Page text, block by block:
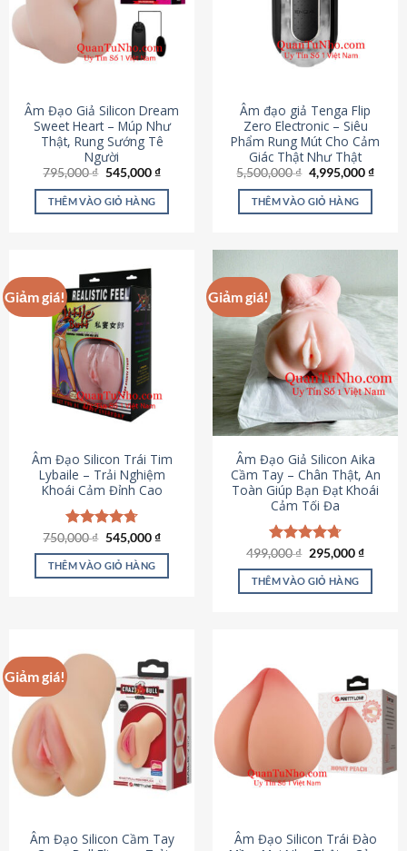
Âm Đạo Giả Silicon Dream
Sweet Heart – Múp Như
Thật, Rung Sướng Tê
Người
795,000₫ Giá
là:
795,000 ₫.
545,000₫Giá
tại
545,000 ₫.
THÊM VÀO GIỎ HÀNG
Âm đạo giả Tenga Flip
Zero Electronic – Siêu
Phẩm Rung Mút Cho Cảm
Giác Thật Như Thật
5,500,000₫ Giá
gốc
là:
5,500,000 ₫.
4,995,000₫Giá
THÊM VÀO GIỎ HÀNG
Giảm giá!
Âm Đạo Silicon Trái Tim
Lybaile – Trải Nghiệm
Khoái Cảm Đỉnh Cao
Được xếp
hạng4.70
5 sao
750,000₫ Giá
là:
750,000 ₫.
545,000₫Giá
tại
545,000 ₫.
THÊM VÀO GIỎ HÀNG
Giảm giá!
Âm Đạo Giả Silicon Aika
Cầm Tay – Chân Thật, An
Toàn Giúp Bạn Đạt Khoái
Cảm Tối Đa
Được xếp
hạng4.75
5 sao
499,000₫ Giá
là:
499,000 ₫.
295,000₫Giá
tại
THÊM VÀO GIỎ HÀNG
Giảm giá!
Âm Đạo Silicon Cầm Tay
Âm Đạo Silicon Trái Đào